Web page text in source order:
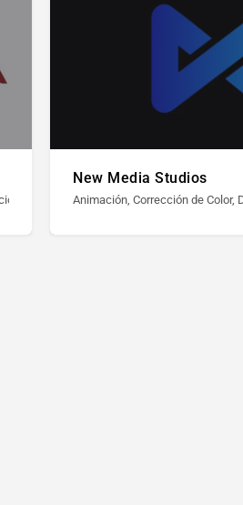
Video Experimental
y Tramoya, Post Producción / Edición,
New Media Studios
Animación, Corrección de